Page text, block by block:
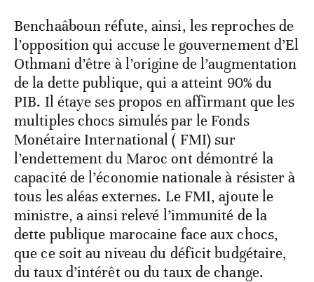
Benchaâboun réfute, ainsi, les reproches de
l’opposition qui accuse le gouvernement d’El
Othmani d’être à l’origine de l’augmentation
de la dette publique, qui a atteint 90% du
PIB. Il étaye ses propos en affirmant que les
multiples chocs simulés par le Fonds
Monétaire International ( FMI) sur
l’endettement du Maroc ont démontré la
capacité de l’économie nationale à résister à
tous les aléas externes. Le FMI, ajoute le
ministre, a ainsi relevé l’immunité de la
dette publique marocaine face aux chocs,
que ce soit au niveau du déficit budgétaire,
du taux d’intérêt ou du taux de change.